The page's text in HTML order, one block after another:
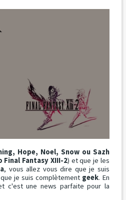
Hope, Noel, Snow ou Sazh
Final Fantasy XIII-2) et que je les
, vous allez vous dire que je suis
je suis complètement geek. En
c'est une news parfaite pour la